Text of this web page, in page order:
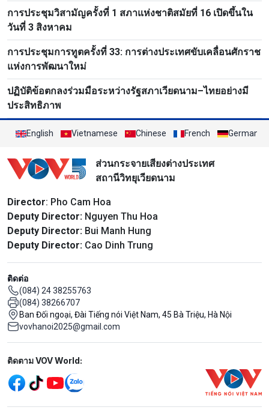
การประชุมวิสามัญครั้งที่ 1 สภาแห่งชาติสมัยที่ 16 เปิดขึ้นใน
วันที่ 3 สิงหาคม
การประชุมการทูตครั้งที่ 33: การต่างประเทศขับเคลื่อนศักราช
แห่งการพัฒนาใหม่
ปฏิบัติข้อตกลงร่วมมือระหว่างรัฐสภาเวียดนาม–ไทยอย่างมี
ประสิทธิภาพ
English Vietnamese Chinese French German
ส่วนกระจายเสียงต่างประเทศ
สถานีวิทยุเวียดนาม
Director: Pho Cam Hoa
Deputy Director: Nguyen Thu Hoa
Deputy Director: Bui Manh Hung
Deputy Director: Cao Dinh Trung
ติดต่อ
(084) 24 38255763
(084) 38266707
Ban Đối ngoại, Đài Tiếng nói Việt Nam, 45 Bà Triệu, Hà Nội
vovhanoi2025@gmail.com
Mạng xã hội
ติดตาม VOV World: